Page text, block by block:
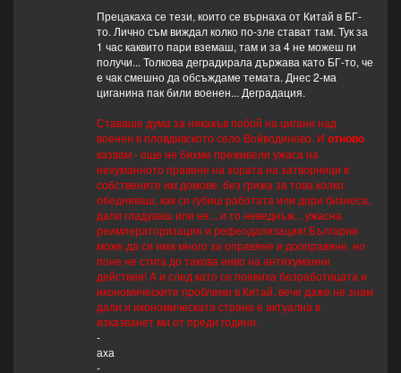
Прецакаха се тези, които се върнаха от Китай в БГ-
то. Лично съм виждал колко по-зле стават там. Тук за
1 час каквито пари вземаш, там и за 4 не можеш ги
получи... Толкова деградирала държава като БГ-то, че
е чак смешно да обсъждаме темата. Днес 2-ма
циганина пак били военен... Деградация.
Ставаше дума за някакъв побой на цигани над
военен в пловдивското село Войводиново. И отново
казвам - още не бяхме преживели ужаса на
нехуманното правене на хората на затворници в
собствените им домове, без грижа за това колко
обедняваш, как си губиш работата или дори бизнеса,
дали гладуваш или не... и то неведнъж... ужасна
реимператоризация и рефеодализация! България
може да си има много за оправяне и дооправяне, но
поне не стига до такова ниво на антихуманни
действия! А и след като се появиха безработицата и
икономическите проблеми в Китай, вече даже не знам
дали и икономическата страна е актуална в
изказванет ми от преди години.
-
аха
-